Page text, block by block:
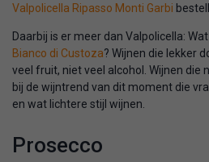
Valpolicella Ripasso Monti Garbi
Daarbij is er meer dan Valpolicella:
Bianco di Custoza? Wijnen die lekker
veel fruit, niet veel alcohol. Wijnen die
bij de wijntrend van dit moment die
en wat lichtere stijl wijnen.
Prosecco